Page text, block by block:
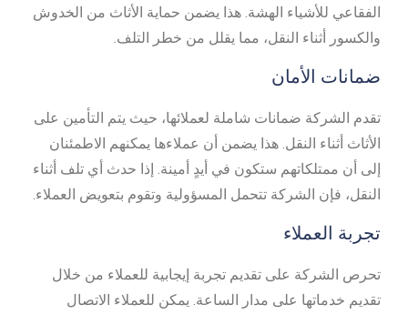
الفقاعي للأشياء الهشة. هذا يضمن حماية الأثاث من الخدوش
والكسور أثناء النقل، مما يقلل من خطر التلف.
ضمانات الأمان
تقدم الشركة ضمانات شاملة لعملائها، حيث يتم التأمين على
الأثاث أثناء النقل. هذا يضمن أن عملاءها يمكنهم الاطمئنان
إلى أن ممتلكاتهم ستكون في أيدٍ أمينة. إذا حدث أي تلف أثناء
النقل، فإن الشركة تتحمل المسؤولية وتقوم بتعويض العملاء.
تجربة العملاء
تحرص الشركة على تقديم تجربة إيجابية للعملاء من خلال
تقديم خدماتها على مدار الساعة. يمكن للعملاء الاتصال